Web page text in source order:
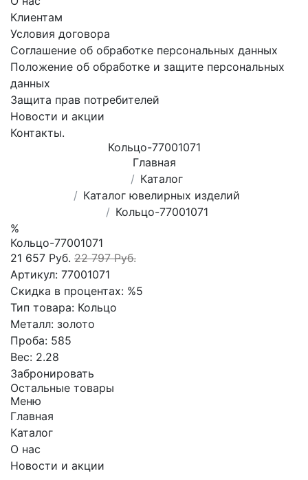
Клиентам
Условия договора
Соглашение об обработке персональных данных
Положение об обработке и защите персональных
данных
Защита прав потребителей
Новости и акции
Контакты.
Кольцо-77001071
Главная
Каталог
Каталог ювелирных изделий
Кольцо-77001071
%
Кольцо-77001071
21 657 Руб. 22 797 Руб.
Артикул: 77001071
Скидка в процентах: %5
Тип товара: Кольцо
Металл: золото
Проба: 585
Вес: 2.28
Забронировать
Остальные товары
Меню
Главная
Каталог
О нас
Новости и акции